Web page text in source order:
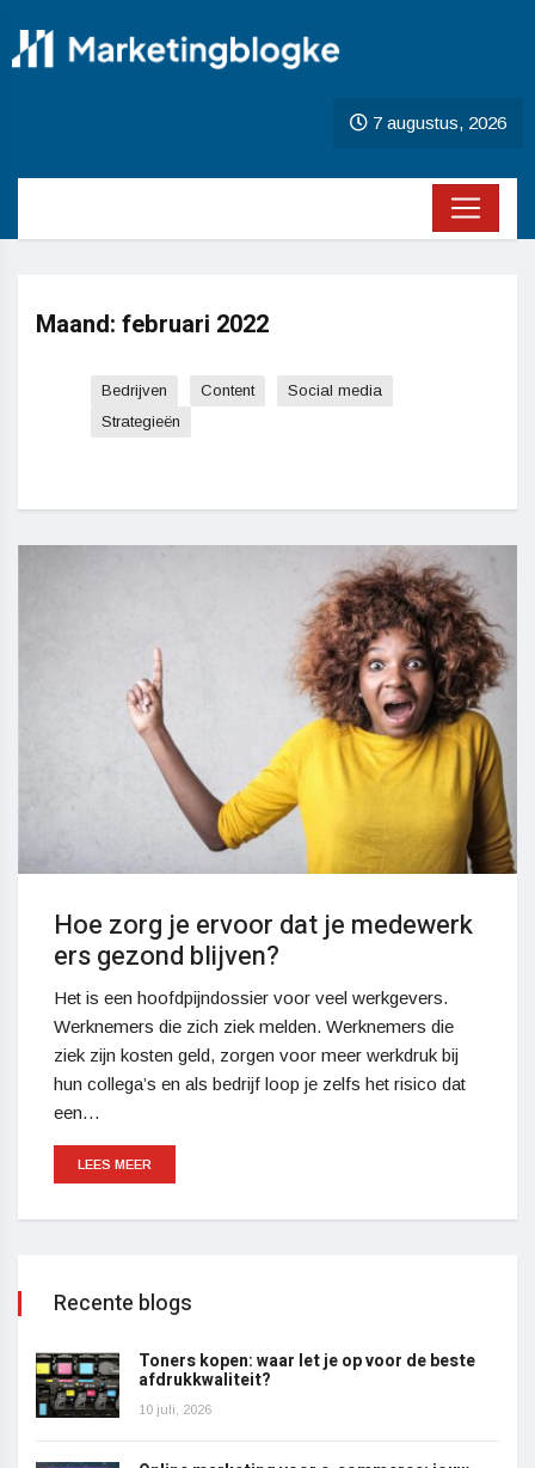
7 augustus, 2026
Maand: februari 2022
Bedrijven Content
Social media
Strategieën
Hoe zorg je ervoor dat je medewerk
ers gezond blijven?
Het is een hoofdpijndossier voor veel werkgevers.
Werknemers die zich ziek melden. Werknemers die
ziek zijn kosten geld, zorgen voor meer werkdruk bij
hun collega’s en als bedrijf loop je zelfs het risico dat
een…
LEES MEER
Recente blogs
Toners kopen: waar let je op voor de beste
afdrukkwaliteit?
10 juli, 2026